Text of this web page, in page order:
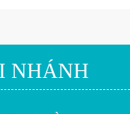
NHÁNH